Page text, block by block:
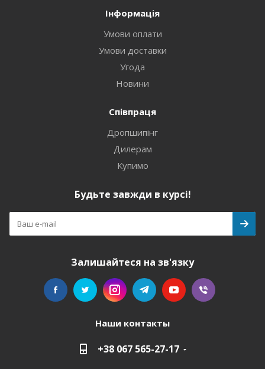
Інформація
Умови оплати
Умови доставки
Угода
Новини
Співпраця
Дропшипінг
Дилерам
Купимо
Будьте завжди в курсі!
Залишайтеся на зв'язку
Наши контакты
+38 067 565-27-17